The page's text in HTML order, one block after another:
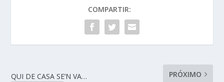
COMPARTIR:
QUI DE CASA SE’N VA…
PRÓXIMO